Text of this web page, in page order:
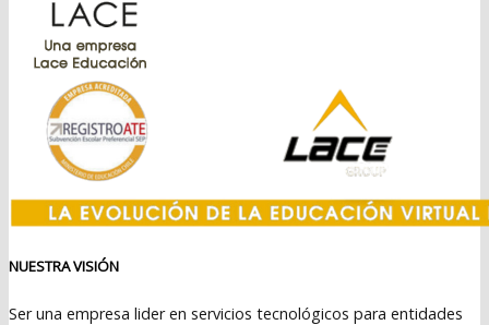
NUESTRA VISIÓN
Ser una empresa lider en servicios tecnológicos para entidades